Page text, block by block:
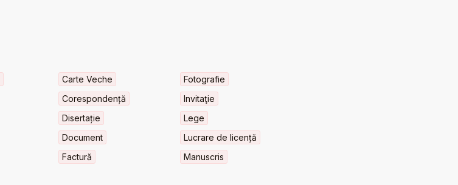
Carte Veche
Corespondență
Disertație
Document
Factură
Fotografie
Invitaţie
Lege
Lucrare de licență
Manuscris